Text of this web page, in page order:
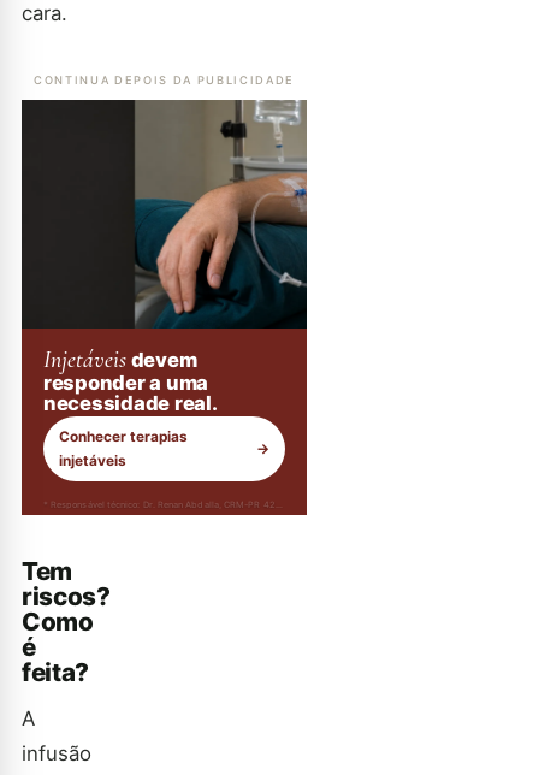
cara.
CONTINUA DEPOIS DA PUBLICIDADE
Injetáveisdevem
responder a uma
necessidade real.
Conhecer terapias
injetáveis
→
Tem
riscos?
Como
é
feita?
A
infusão